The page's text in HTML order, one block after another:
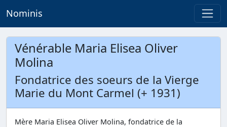
Nominis
Vénérable Maria Elisea Oliver
Molina
Fondatrice des soeurs de la Vierge
Marie du Mont Carmel (+ 1931)
Mère Maria Elisea Oliver Molina, fondatrice de la